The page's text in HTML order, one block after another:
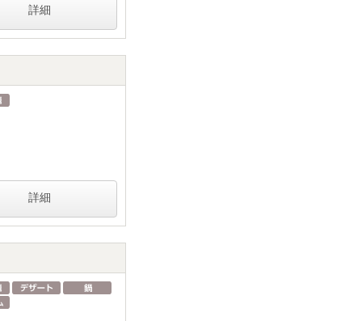
詳細
詳細